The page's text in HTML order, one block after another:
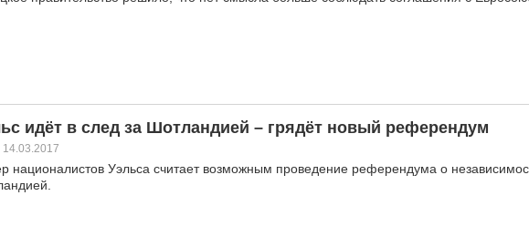
идёт в след за Шотландией – грядёт новый референдум
14.03.2017
националистов Уэльса считает возможным проведение референдума о